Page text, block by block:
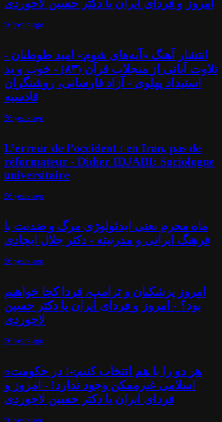
امروز و فردای ایران با دکتر حسین لاجوردی
56 years ago
انتشار آهنگ «آیه‌های شوم» امید طوطیان -
تلاوت آیاتی از منجلاب قرآن (۸۳) - خوب و بد
استبداد پهلوی - آزاد فارسانی، روشنگران
قادسیه
56 years ago
L’erreur de l’occident : en Iran, pas de
réformateur - Didier IDJADI: Sociologue
universitaire
56 years ago
ماه محرم یعنی ایدئولوژی مرگ و ضدیت با
فرهنگ ایرانی و مدرنیته - دکتر جلال ایجادی
56 years ago
امروز پزشکیان و ترامپ، فردا کجا خواهیم
بود؟ - امروز و فردای ایران با دکتر حسین
لاجوردی
56 years ago
«هر دو را با هم انتخاب کنیم»! در حکومت
اسلامی غیرممکن وجود ندارد! - امروز و
فردای ایران با دکتر حسین لاجوردی
56 years ago